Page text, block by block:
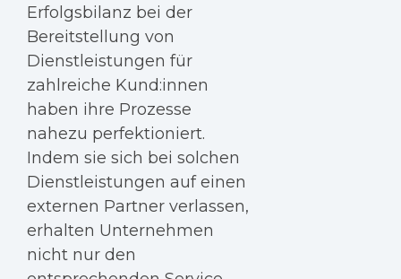
Erfolgsbilanz bei der
Bereitstellung von
Dienstleistungen für
zahlreiche Kund:innen
haben ihre Prozesse
nahezu perfektioniert.
Indem sie sich bei solchen
Dienstleistungen auf einen
externen Partner verlassen,
erhalten Unternehmen
nicht nur den